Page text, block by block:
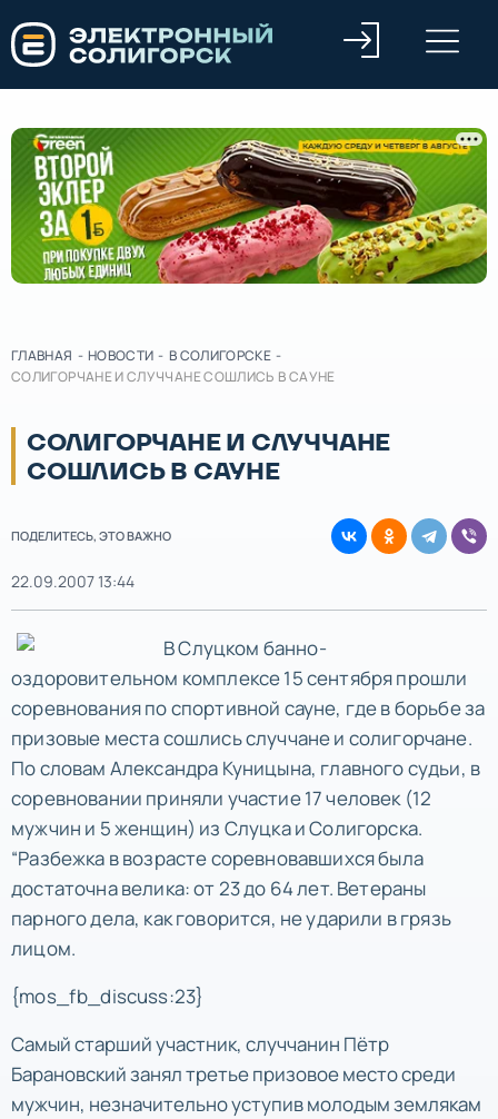
ГЛАВНАЯ - НОВОСТИ - В СОЛИГОРСКЕ -
СОЛИГОРЧАНЕ И СЛУЧЧАНЕ СОШЛИСЬ В САУНЕ
СОЛИГОРЧАНЕ И СЛУЧЧАНЕ
СОШЛИСЬ В САУНЕ
ПОДЕЛИТЕСЬ, ЭТО ВАЖНО
22.09.2007 13:44
В Слуцком банно-
оздоровительном комплексе 15 сентября прошли
соревнования по спортивной сауне, где в борьбе за
призовые места сошлись случчане и солигорчане.
По словам Александра Куницына, главного судьи, в
соревновании приняли участие 17 человек (12
мужчин и 5 женщин) из Слуцка и Солигорска.
“Разбежка в возрасте соревновавшихся была
достаточна велика: от 23 до 64 лет. Ветераны
парного дела, как говорится, не ударили в грязь
лицом.
{mos_fb_discuss:23}
Самый старший участник, случчанин Пётр
Барановский занял третье призовое место среди
мужчин, незначительно уступив молодым землякам